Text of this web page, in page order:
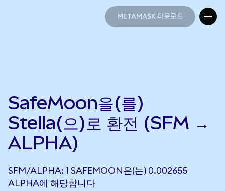
METAMASK 다운로드
SafeMoon을(를)
Stella(으)로 환전 (SFM →
ALPHA)
SFM/ALPHA: 1 SAFEMOON은(는) 0.002655
ALPHA에 해당합니다